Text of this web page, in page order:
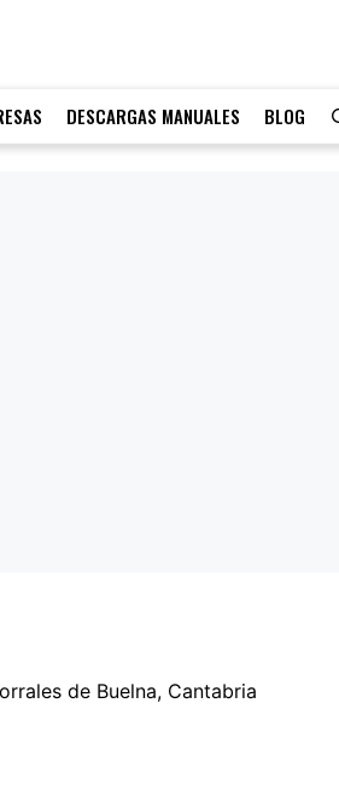
DESCARGAS MANUALES BLOG
de Buelna, Cantabria